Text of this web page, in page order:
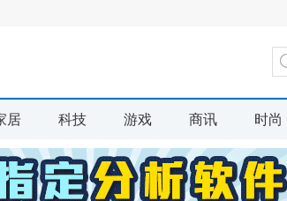
居 科技 游戏 商讯 时尚